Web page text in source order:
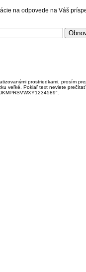
na odpovede na Váš
prostriedkami, prosím
veľké. Pokiaľ text neviete